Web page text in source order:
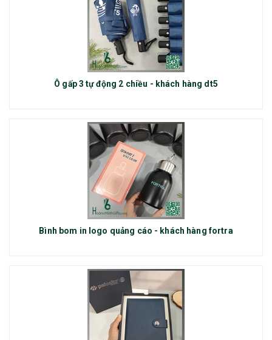
Ô gấp 3 tự động 2 chiều - khách hàng dt5
Bình bom in logo quảng cáo - khách hàng fortra